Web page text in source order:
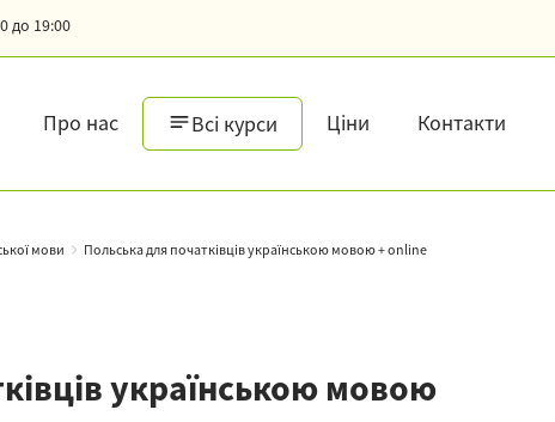
до 19:00
Про нас Всі курси Ціни Контакти
мови Польська для початківців українською мовою + online
українською мовою